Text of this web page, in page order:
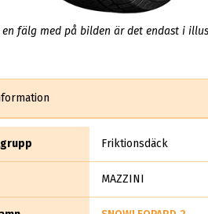
en fälg med på bilden är det endast i
Friktionsdäck
MAZZINI